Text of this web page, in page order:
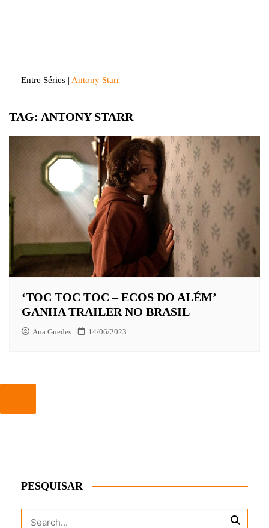
Entre Séries | Antony Starr
TAG: ANTONY STARR
‘TOC TOC TOC – ECOS DO ALÉM’
GANHA TRAILER NO BRASIL
Ana Guedes 14/06/2023
PESQUISAR